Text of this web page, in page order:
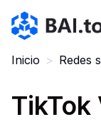
Bai.tools
Inicio > Redes
TikTok